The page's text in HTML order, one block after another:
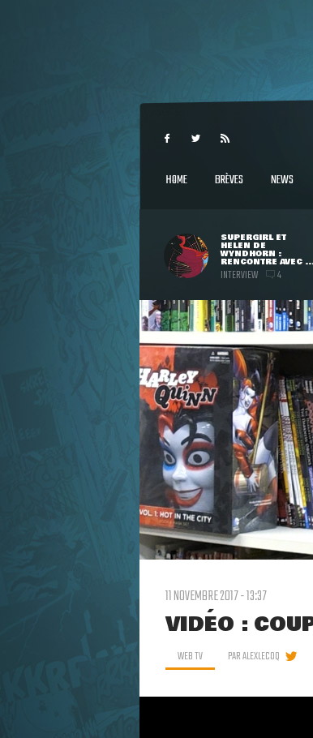
HOME BRÈVES NEWS
SUPERGIRL ET
HELEN DE
WYNDHORN :
RENCONTRE AVEC
INTERVIEW 4
11 NOVEMBRE 2017 - 13:37
VIDÉO :
WEB TV PARALEXLECOQ